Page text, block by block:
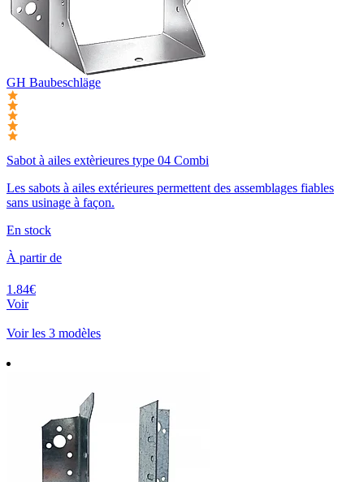
GH Baubeschläge
Sabot à ailes extèrieures type 04 Combi
Les sabots à ailes extérieures permettent des assemblages fiables
sans usinage à façon.
En stock
À partir de
1.84€
Voir
Voir les 3 modèles